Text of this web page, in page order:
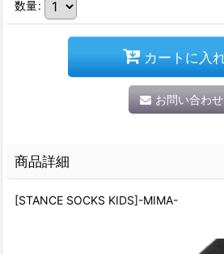
数量:
カートに入
お問い合わせ
商品詳細
[STANCE SOCKS KIDS]-MIMA-